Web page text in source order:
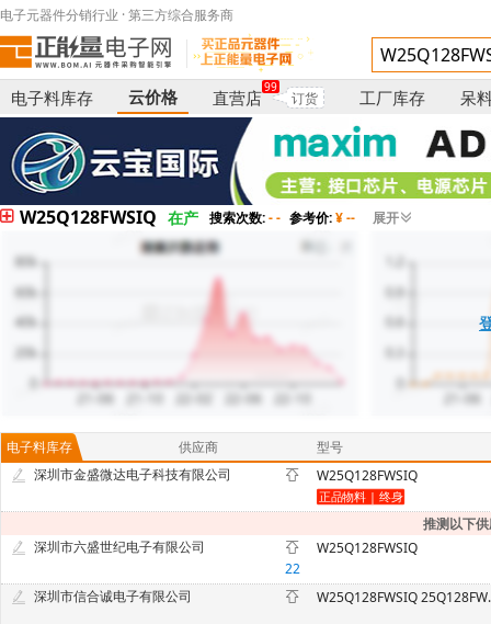
电子元器件分销行业 · 第三方综合服务商
电子料库存 云价格 直营店
99
订货 工厂库存 呆
W25Q128FWSIQ 在产 搜索次数:- - 参考价:¥ -- 展开
电子料库存 供应商
型号
深圳市金盛微达电子科技有限公司
W25Q128FWSIQ
推测以下
深圳市六盛世纪电子有限公司
22
W25Q128FWSIQ
深圳市信合诚电子有限公司